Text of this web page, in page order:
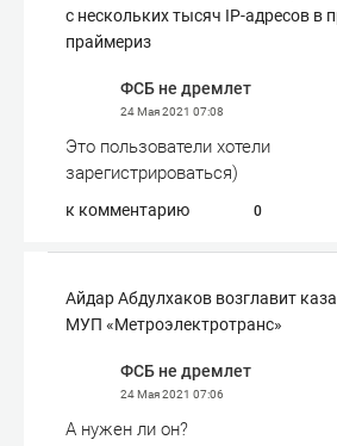
с нескольких тысяч IP-адресов в
праймериз
ФСБ не дремлет
24 Мая 2021 07:08
Это пользователи хотели
зарегистрироваться)
к комментарию 0
Айдар Абдулхаков возглавит
МУП «Метроэлектротранс»
ФСБ не дремлет
24 Мая 2021 07:06
А нужен ли он?